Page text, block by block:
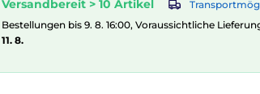
Versandbereit > 10 Artikel
Bestellungen bis 9. 8. 16:00, Voraussichtliche
11. 8.